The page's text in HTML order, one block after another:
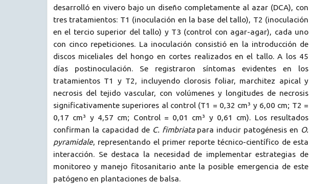
desarrolló en vivero bajo un diseño completamente al azar (DCA), con
tres tratamientos: T1 (inoculación en la base del tallo), T2 (inoculación
en el tercio superior del tallo) y T3 (control con agar-agar), cada uno
con cinco repeticiones. La inoculación consistió en la introducción de
discos miceliales del hongo en cortes realizados en el tallo. A los 45
días postinoculación. Se registraron síntomas evidentes en los
tratamientos T1 y T2, incluyendo clorosis foliar, marchitez apical y
necrosis del tejido vascular, con volúmenes y longitudes de necrosis
significativamente superiores al control (T1 = 0,32 cm³ y 6,00 cm; T2 =
0,17 cm³ y 4,57 cm; Control = 0,01 cm³ y 0,61 cm). Los resultados
confirman la capacidad de C. fimbriatapara inducir patogénesis en O.
pyramidale, representando el primer reporte técnico-científico de esta
interacción. Se destaca la necesidad de implementar estrategias de
monitoreo y manejo fitosanitario ante la posible emergencia de este
patógeno en plantaciones de balsa.